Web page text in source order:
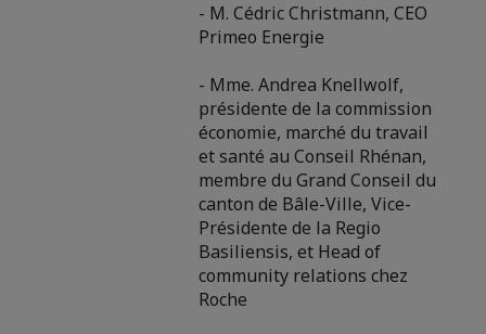
- M. Cédric Christmann, CEO
Primeo Energie
- Mme. Andrea Knellwolf,
présidente de la commission
économie, marché du travail
et santé au Conseil Rhénan,
membre du Grand Conseil du
canton de Bâle-Ville, Vice-
Présidente de la Regio
Basiliensis, et Head of
community relations chez
Roche